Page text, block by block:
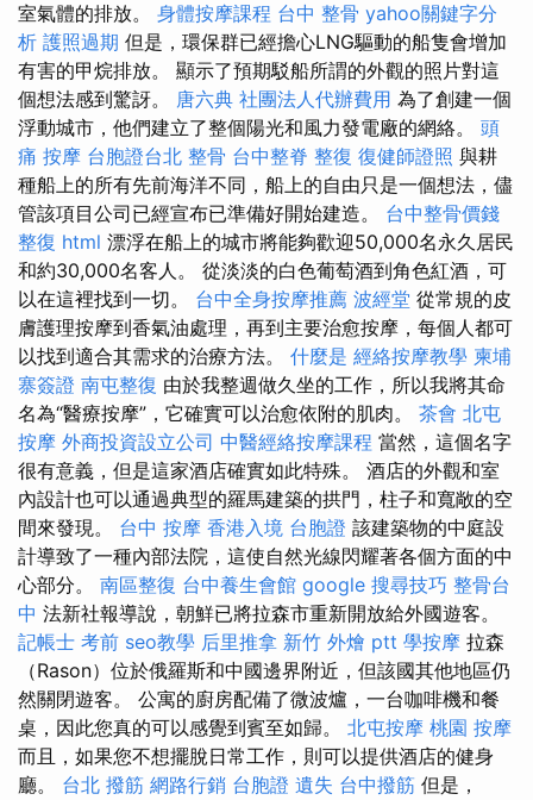
室氣體的排放。 身體按摩課程 台中 整骨 yahoo關鍵字分
析 護照過期 但是，環保群已經擔心LNG驅動的船隻會增加
有害的甲烷排放。 顯示了預期駁船所謂的外觀的照片對這
個想法感到驚訝。 唐六典 社團法人代辦費用 為了創建一個
浮動城市，他們建立了整個陽光和風力發電廠的網絡。 頭
痛 按摩 台胞證台北 整骨 台中整脊 整復 復健師證照 與耕
種船上的所有先前海洋不同，船上的自由只是一個想法，儘
管該項目公司已經宣布已準備好開始建造。 台中整骨價錢
整復 html 漂浮在船上的城市將能夠歡迎50,000名永久居民
和約30,000名客人。 從淡淡的白色葡萄酒到角色紅酒，可
以在這裡找到一切。 台中全身按摩推薦 波經堂 從常規的皮
膚護理按摩到香氣油處理，再到主要治愈按摩，每個人都可
以找到適合其需求的治療方法。 什麼是 經絡按摩教學 柬埔
寨簽證 南屯整復 由於我整週做久坐的工作，所以我將其命
名為“醫療按摩”，它確實可以治愈依附的肌肉。 茶會 北屯
按摩 外商投資設立公司 中醫經絡按摩課程 當然，這個名字
很有意義，但是這家酒店確實如此特殊。 酒店的外觀和室
內設計也可以通過典型的羅馬建築的拱門，柱子和寬敞的空
間來發現。 台中 按摩 香港入境 台胞證 該建築物的中庭設
計導致了一種內部法院，這使自然光線閃耀著各個方面的中
心部分。 南區整復 台中養生會館 google 搜尋技巧 整骨台
中 法新社報導說，朝鮮已將拉森市重新開放給外國遊客。
記帳士 考前 seo教學 后里推拿 新竹 外燴 ptt 學按摩 拉森
（Rason）位於俄羅斯和中國邊界附近，但該國其他地區仍
然關閉遊客。 公寓的廚房配備了微波爐，一台咖啡機和餐
桌，因此您真的可以感覺到賓至如歸。 北屯按摩 桃園 按摩
而且，如果您不想擺脫日常工作，則可以提供酒店的健身
廳。 台北 撥筋 網路行銷 台胞證 遺失 台中撥筋 但是，